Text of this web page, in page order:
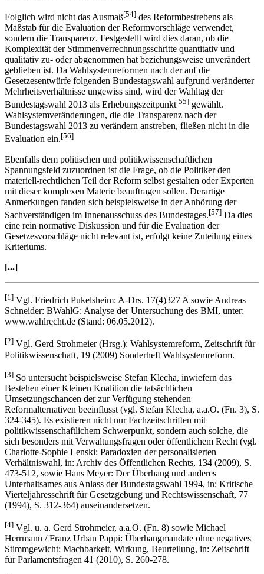
Folglich wird nicht das Ausmaß[54] des Reformbestrebens als
Maßstab für die Evaluation der Reformvorschläge verwendet,
sondern die Transparenz. Festgestellt wird dies daran, ob die
Komplexität der Stimmenverrechnungsschritte quantitativ und
qualitativ zu- oder abgenommen hat beziehungsweise unverändert
geblieben ist. Da Wahlsystemreformen nach der auf die
Gesetzesentwürfe folgenden Bundestagswahl aufgrund veränderter
Mehrheitsverhältnisse ungewiss sind, wird der Wahltag der
Bundestagswahl 2013 als Erhebungszeitpunkt[55] gewählt.
Wahlsystemveränderungen, die die Transparenz nach der
Bundestagswahl 2013 zu verändern anstreben, fließen nicht in die
Evaluation ein.[56]
Ebenfalls dem politischen und politikwissenschaftlichen
Spannungsfeld zuzuordnen ist die Frage, ob die Politiker den
materiell-rechtlichen Teil der Reform selbst gestalten oder Experten
mit dieser komplexen Materie beauftragen sollen. Derartige
Anmerkungen fanden sich beispielsweise in der Anhörung der
Sachverständigen im Innenausschuss des Bundestages.[57] Da dies
eine rein normative Diskussion und für die Evaluation der
Gesetzesvorschläge nicht relevant ist, erfolgt keine Zuteilung eines
Kriteriums.
[...]
[1] Vgl. Friedrich Pukelsheim: A-Drs. 17(4)327 A sowie Andreas
Schneider: BWahlG: Analyse der Untersuchung des BMI, unter:
www.wahlrecht.de (Stand: 06.05.2012).
[2] Vgl. Gerd Strohmeier (Hrsg.): Wahlsystemreform, Zeitschrift für
Politikwissenschaft, 19 (2009) Sonderheft Wahlsystemreform.
[3] So untersucht beispielsweise Stefan Klecha, inwiefern das
Bestehen einer Kleinen Koalition die tatsächlichen
Umsetzungschancen der zur Verfügung stehenden
Reformalternativen beeinflusst (vgl. Stefan Klecha, a.a.O. (Fn. 3), S.
324-345). Es existieren nicht nur Fachzeitschriften mit
politikwissenschaftlichem Schwerpunkt, sondern auch solche, die
sich besonders mit Verwaltungsfragen oder öffentlichem Recht (vgl.
Charlotte-Sophie Lenski: Paradoxien der personalisierten
Verhältniswahl, in: Archiv des Öffentlichen Rechts, 134 (2009), S.
473-512, sowie Hans Meyer: Der Überhang und anderes
Unterhaltsames aus Anlass der Bundestagswahl 1994, in: Kritische
Vierteljahresschrift für Gesetzgebung und Rechtswissenschaft, 77
(1994), S. 312-364) auseinandersetzen.
[4] Vgl. u. a. Gerd Strohmeier, a.a.O. (Fn. 8) sowie Michael
Herrmann / Franz Urban Pappi: Überhangmandate ohne negatives
Stimmgewicht: Machbarkeit, Wirkung, Beurteilung, in: Zeitschrift
für Parlamentsfragen 41 (2010), S. 260-278.